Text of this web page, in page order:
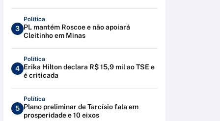
3
Política
PL mantém Roscoe e não apoiará
Cleitinho em Minas
4
Política
Erika Hilton declara R$ 15,9 mil ao TSE e
é criticada
5
Política
Plano preliminar de Tarcísio fala em
prosperidade e 10 eixos